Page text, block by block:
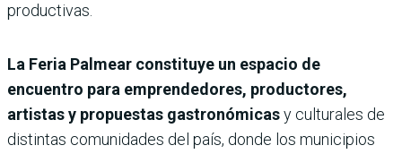
productivas.
La Feria Palmear constituye un espacio de
encuentro para emprendedores, productores,
artistas y propuestas gastronómicasy culturales de
distintas comunidades del país, donde los municipios